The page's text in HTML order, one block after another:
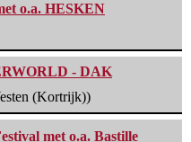
o.a. HESKEN
- DAK
(Kortrijk))
met o.a. Bastille